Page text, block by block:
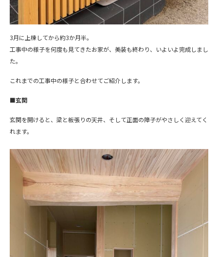
3月に上棟してから約3か月半。
工事中の様子を何度も見てきたお家が、美装も終わり、いよいよ完成しまし
た。
これまでの工事中の様子と合わせてご紹介します。
■玄関
玄関を開けると、梁と板張りの天井、そして正面の障子がやさしく迎えてく
れます。